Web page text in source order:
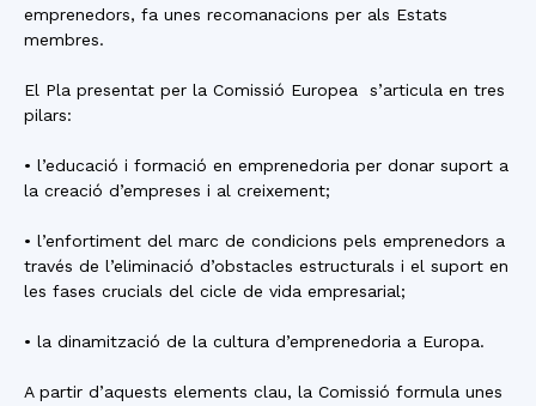
emprenedors, fa unes recomanacions per als Estats
membres.
El Pla presentat per la Comissió Europea s’articula en tres
pilars:
• l’educació i formació en emprenedoria per donar suport a
la creació d’empreses i al creixement;
• l’enfortiment del marc de condicions pels emprenedors a
través de l’eliminació d’obstacles estructurals i el suport en
les fases crucials del cicle de vida empresarial;
• la dinamització de la cultura d’emprenedoria a Europa.
A partir d’aquests elements clau, la Comissió formula unes